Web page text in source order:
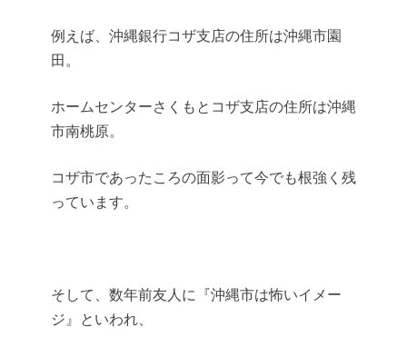
例えば、沖縄銀行コザ支店の住所は沖縄市園
田。
ホームセンターさくもとコザ支店の住所は沖縄
市南桃原。
コザ市であったころの面影って今でも根強く残
っています。
そして、数年前友人に『沖縄市は怖いイメー
ジ』といわれ、